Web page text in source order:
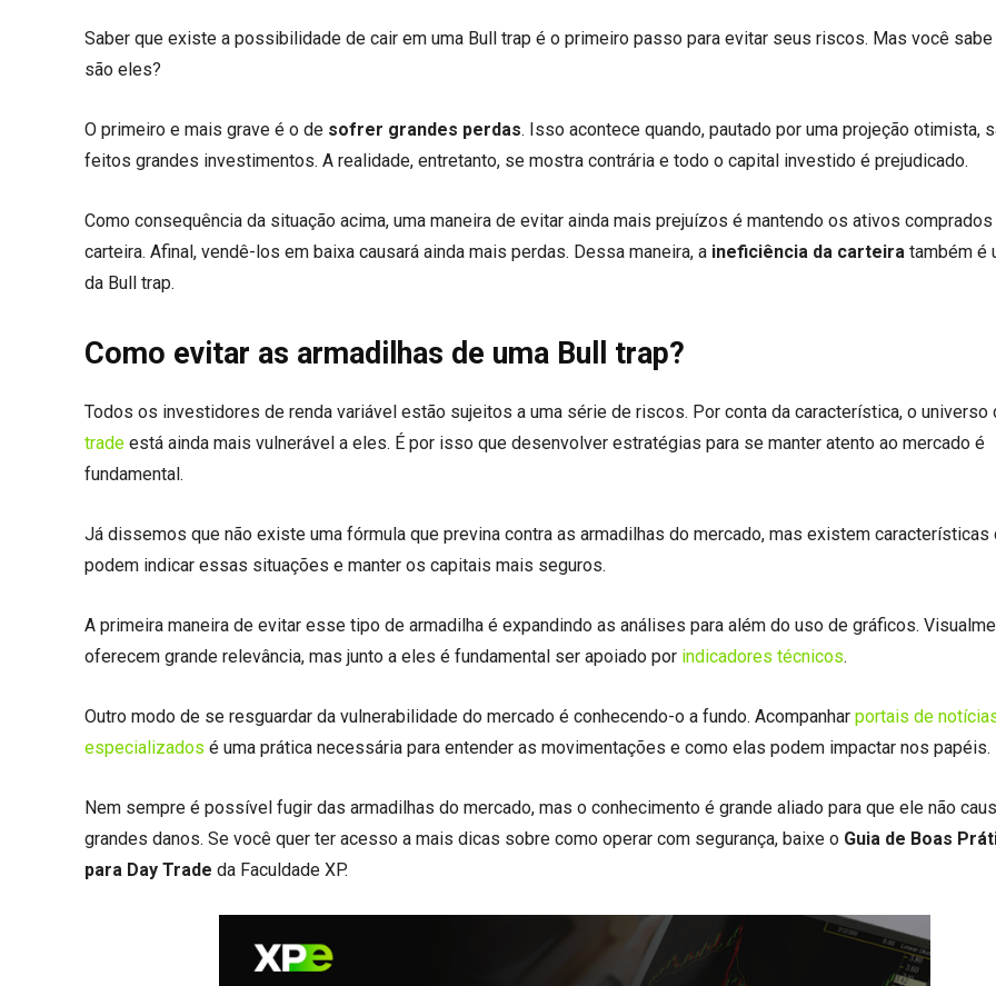
Saber que existe a possibilidade de cair em uma Bull trap é o primeiro passo para evitar seus riscos. Mas você sabe
são eles?
O primeiro e mais grave é o de sofrer grandes perdas. Isso acontece quando, pautado por uma projeção otimista,
feitos grandes investimentos. A realidade, entretanto, se mostra contrária e todo o capital investido é prejudicado.
Como consequência da situação acima, uma maneira de evitar ainda mais prejuízos é mantendo os ativos comprados
carteira. Afinal, vendê-los em baixa causará ainda mais perdas. Dessa maneira, a ineficiência da carteira também é
da Bull trap.
Como evitar as armadilhas de uma Bull trap?
Todos os investidores de renda variável estão sujeitos a uma série de riscos. Por conta da característica, o universo
trade está ainda mais vulnerável a eles. É por isso que desenvolver estratégias para se manter atento ao mercado é
fundamental.
Já dissemos que não existe uma fórmula que previna contra as armadilhas do mercado, mas existem características
podem indicar essas situações e manter os capitais mais seguros.
A primeira maneira de evitar esse tipo de armadilha é expandindo as análises para além do uso de gráficos.
oferecem grande relevância, mas junto a eles é fundamental ser apoiado por indicadores técnicos.
Outro modo de se resguardar da vulnerabilidade do mercado é conhecendo-o a fundo. Acompanhar portais de
especializados é uma prática necessária para entender as movimentações e como elas podem impactar nos papéis.
Nem sempre é possível fugir das armadilhas do mercado, mas o conhecimento é grande aliado para que ele não
grandes danos. Se você quer ter acesso a mais dicas sobre como operar com segurança, baixe o Guia de Boas
para Day Trade da Faculdade XP.